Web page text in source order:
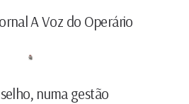
A Voz do Operário
numa gestão